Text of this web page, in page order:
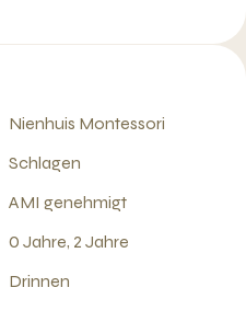
Nienhuis Montessori
Schlagen
AMI genehmigt
0 Jahre, 2 Jahre
Drinnen